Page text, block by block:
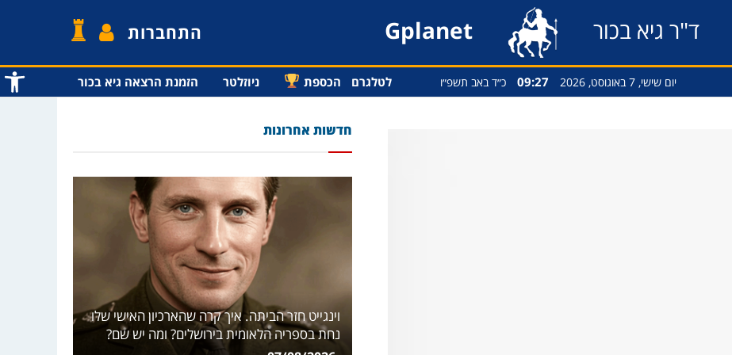
פתח
ד"ר גיא בכור Gplanet התחברות
יום שישי, 7 באוגוסט, 2026 09:27 כ״ד באב תשפ״ו לטלגרם הכספת ניוזלטר הזמנת הרצאה גיא בכור
חדשות אחרונות
וינגייט חזר הביתה. איך קרה שהארכיון האישי שלו
נחת בספריה הלאומית בירושלים? ומה יש שם?